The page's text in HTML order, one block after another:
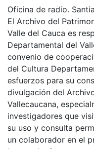
Oficina de radio.
El Archivo del
Valle del Cauca es
Departamental del
convenio de
del Cultura
esfuerzos para su
divulgación del
Vallecaucana,
investigadores que
su uso y consulta
un colaborador en el